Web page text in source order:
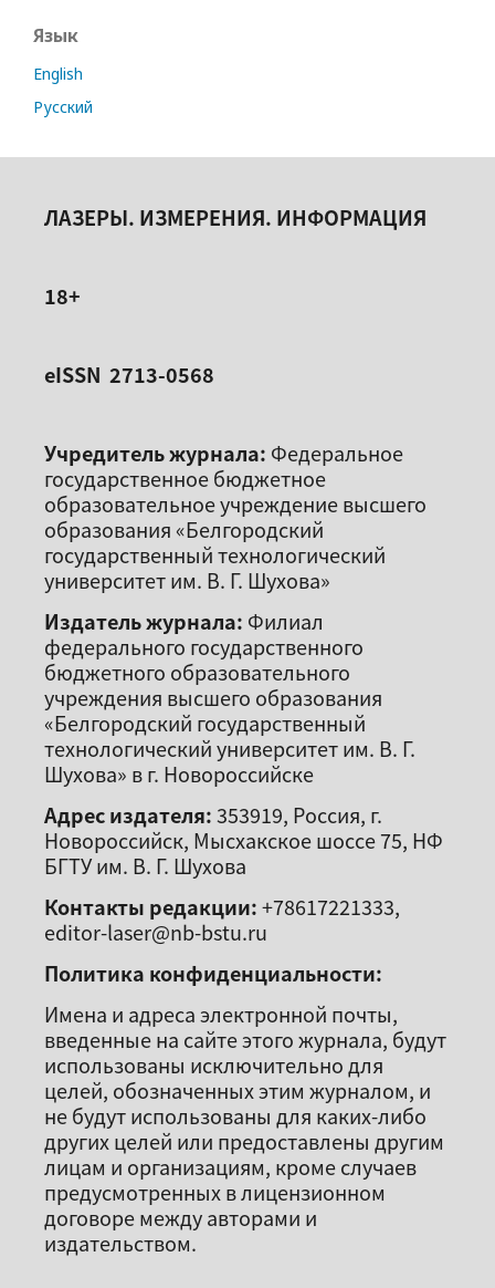
Язык
English
Русский
ЛАЗЕРЫ. ИЗМЕРЕНИЯ. ИНФОРМАЦИЯ
18+
eISSN 2713-0568
Учредитель журнала: Федеральное
государственное бюджетное
образовательное учреждение высшего
образования «Белгородский
государственный технологический
университет им. В. Г. Шухова»
Издатель журнала: Филиал
федерального государственного
бюджетного образовательного
учреждения высшего образования
«Белгородский государственный
технологический университет им. В. Г.
Шухова» в г. Новороссийске
Адрес издателя:353919, Россия, г.
Новороссийск, Мысхакское шоссе 75, НФ
БГТУ им. В. Г. Шухова
Контакты редакции:+78617221333,
editor-laser@nb-bstu.ru
Политика конфиденциальности:
Имена и адреса электронной почты,
введенные на сайте этого журнала, будут
использованы исключительно для
целей, обозначенных этим журналом, и
не будут использованы для каких-либо
других целей или предоставлены другим
лицам и организациям, кроме случаев
предусмотренных в лицензионном
договоре между авторами и
издательством.